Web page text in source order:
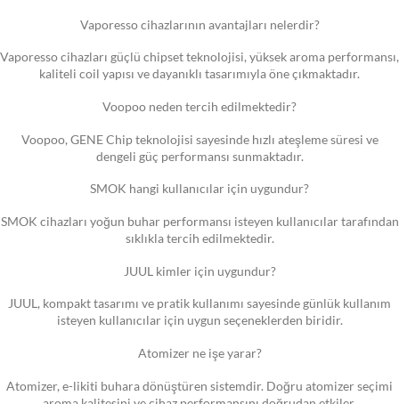
Vaporesso cihazlarının avantajları nelerdir?
Vaporesso cihazları güçlü chipset teknolojisi, yüksek aroma performansı,
kaliteli coil yapısı ve dayanıklı tasarımıyla öne çıkmaktadır.
Voopoo neden tercih edilmektedir?
Voopoo, GENE Chip teknolojisi sayesinde hızlı ateşleme süresi ve
dengeli güç performansı sunmaktadır.
SMOK hangi kullanıcılar için uygundur?
SMOK cihazları yoğun buhar performansı isteyen kullanıcılar tarafından
sıklıkla tercih edilmektedir.
JUUL kimler için uygundur?
JUUL, kompakt tasarımı ve pratik kullanımı sayesinde günlük kullanım
isteyen kullanıcılar için uygun seçeneklerden biridir.
Atomizer ne işe yarar?
Atomizer, e-likiti buhara dönüştüren sistemdir. Doğru atomizer seçimi